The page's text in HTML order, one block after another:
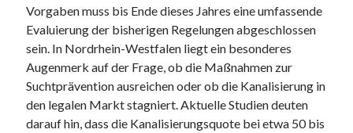
Vorgaben muss bis Ende dieses Jahres eine umfassende
Evaluierung der bisherigen Regelungen abgeschlossen
sein. In Nordrhein-Westfalen liegt ein besonderes
Augenmerk auf der Frage, ob die Maßnahmen zur
Suchtprävention ausreichen oder ob die Kanalisierung in
den legalen Markt stagniert. Aktuelle Studien deuten
darauf hin, dass die Kanalisierungsquote bei etwa 50 bis